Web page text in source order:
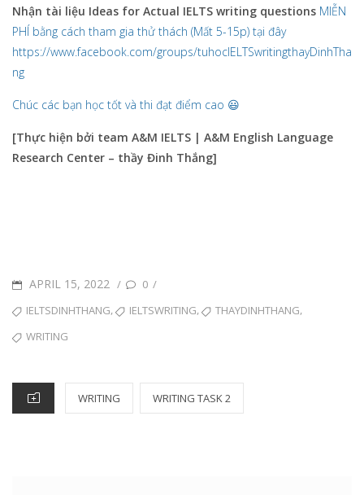
Nhận tài liệu Ideas for Actual IELTS writing questions MIỄN
PHÍ bằng cách tham gia thử thách (Mất 5-15p) tại đây
https://www.facebook.com/groups/tuhocIELTSwritingthayDinhTha
ng
Chúc các bạn học tốt và thi đạt điểm cao 😃
[Thực hiện bởi team A&M IELTS | A&M English Language
Research Center – thầy Đinh Thắng]
POSTED
ON
APRIL 15, 2022 / 0 /
TAGSIELTSDINHTHANG, IELTSWRITING, THAYDINHTHANG,
WRITING
CATEGORIES
WRITING WRITING TASK 2